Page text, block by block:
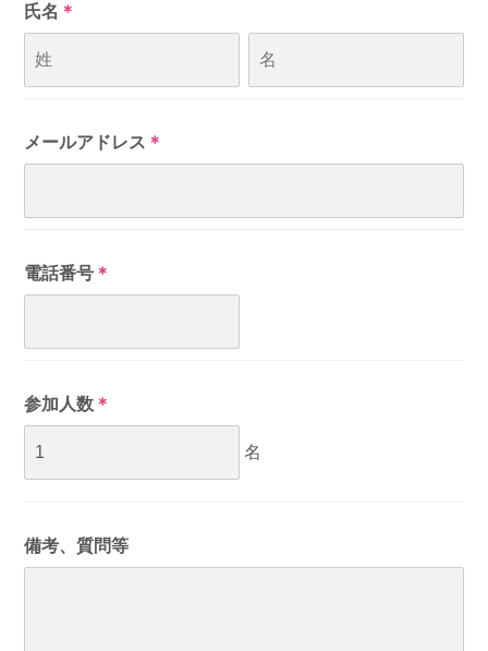
氏名 ＊
メールアドレス ＊
電話番号 ＊
参加人数 ＊
名
備考、質問等